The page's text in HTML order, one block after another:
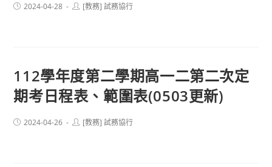
Post2024-04-28
Post[教務] 試務協行
112學年度第二學期高一二第二次定
期考日程表、範圍表(0503更新)
Post2024-04-26
Post[教務] 試務協行